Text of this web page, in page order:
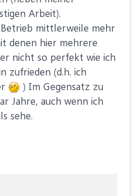
Arbeit).
mittlerweile mehr
denen hier mehrere
nicht so perfekt wie ich
zufrieden (d.h. ich
) Im Gegensatz zu
Jahre, auch wenn ich
sehe.